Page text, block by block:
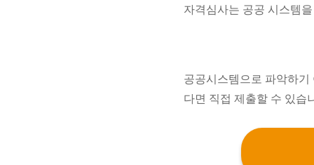
자격심사는 공공 시스템
공공시스템으로 파악하
다면 직접 제출할 수 있습